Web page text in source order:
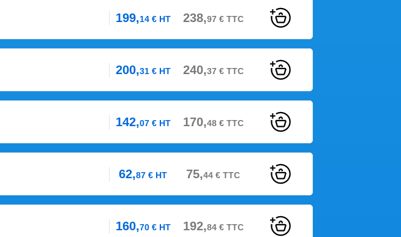
199,14€HT 238,97 €TTC
200,31€HT 240,37 €TTC
142,07€HT 170,48€TTC
62,87 € HT 75,44 € TTC
160,70€HT 192,84€TTC